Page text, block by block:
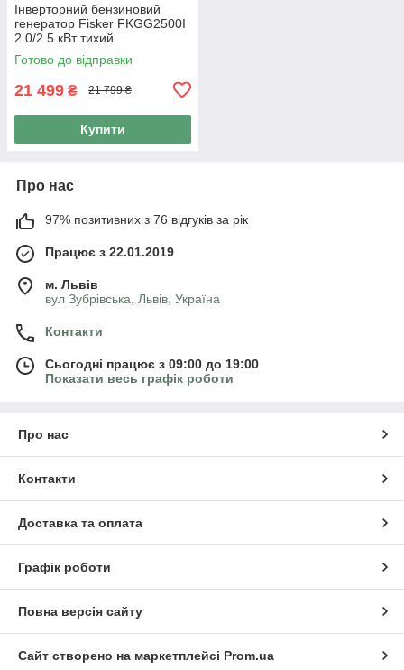
Інверторний бензиновий
генератор Fisker FKGG2500I
2.0/2.5 кВт тихий
бензогенератор для дому
Готово до відправки
21 499 ₴ 21 799 ₴
Купити
Про нас
97% позитивних з 76 відгуків за рік
Працює з 22.01.2019
м. Львів
вул Зубрівська, Львів, Україна
Контакти
Сьогодні працює з 09:00 до 19:00
Показати весь графік роботи
Про нас
Контакти
Доставка та оплата
Графік роботи
Повна версія сайту
Сайт створено на маркетплейсі Prom.ua